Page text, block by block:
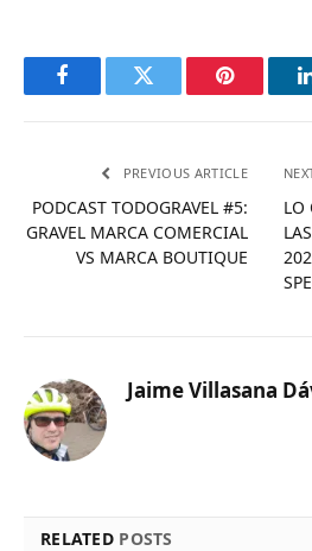
FacebookTwitter Pinterest
PREVIOUS ARTICLE
PODCAST TODOGRAVEL #5:
GRAVEL MARCA COMERCIAL
VS MARCA BOUTIQUE
LO
Jaime Villasana
RELATED POSTS